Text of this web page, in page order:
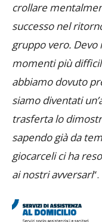
crollare
successo nel
gruppo vero. Devo
momenti più
abbiamo dovuto
siamo diventati
trasferta lo
sapendo già da
giocarceli ci ha
ai nostri avversari“.